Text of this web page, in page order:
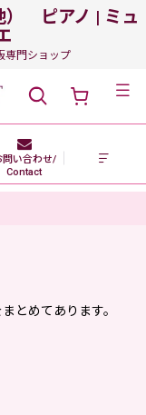
） ピアノ | ミュ
専門ショップ
問い合わせ/
Contact
とめてあります。